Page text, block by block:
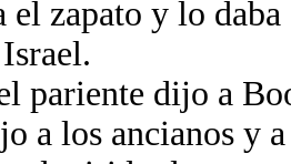
el zapato y lo
pariente dijo a
a los ancianos y